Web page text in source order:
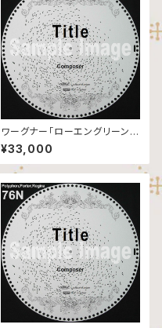
ワーグナー「ローエングリーン
より 婚礼の合唱」76弁ディスク
¥33,000